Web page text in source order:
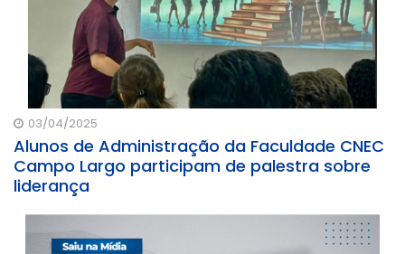
03/04/2025
Alunos de Administração da Faculdade CNEC
Campo Largo participam de palestra sobre
liderança